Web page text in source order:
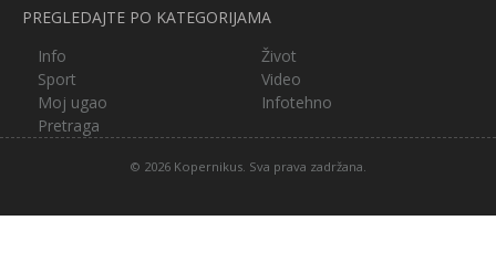
PREGLEDAJTE PO KATEGORIJAMA
Info
Život
Sport
Video
Moj ugao
Infotehno
Pretraga
© 2026 Kopernikus. Sva prava zadržana.